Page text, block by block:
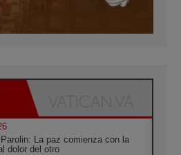
La paz comienza con la
dolor del otro